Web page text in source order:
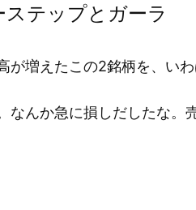
ステップとガーラ
が増えたこの2銘柄を、い
なんか急に損しだしたな